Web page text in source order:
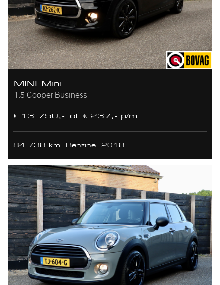
MINI Mini
1.5 Cooper Business
€ 13.750,- of € 237,- p/m
84.738 km Benzine 2018